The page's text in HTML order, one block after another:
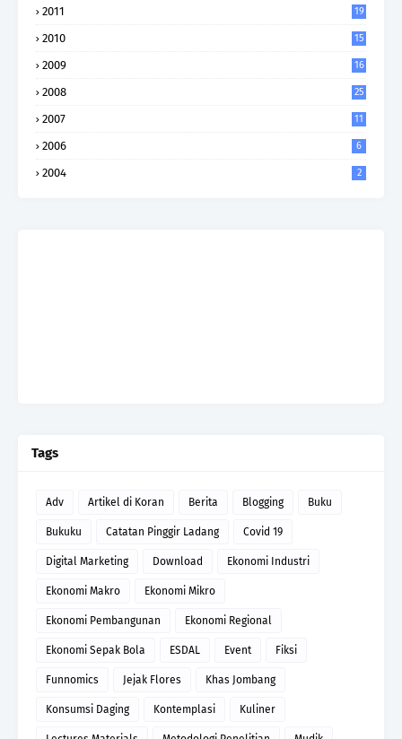
2011 19
2010 15
2009 16
2008 25
2007 11
2006 6
2004 2
Tags
Adv Artikel di Koran Berita Blogging Buku
Bukuku Catatan Pinggir Ladang Covid 19
Digital Marketing Download Ekonomi Industri
Ekonomi Makro Ekonomi Mikro
Ekonomi Pembangunan Ekonomi Regional
Ekonomi Sepak Bola ESDAL Event Fiksi
Funnomics Jejak Flores Khas Jombang
Konsumsi Daging Kontemplasi Kuliner